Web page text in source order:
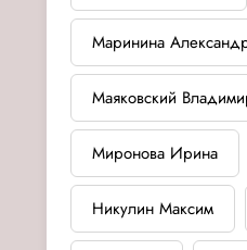
Маринина
Маяковский
Миронова Ирина
Никулин Максим